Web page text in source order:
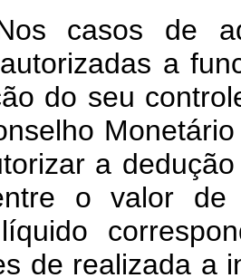
casos de
a
do seu
a
o valor
de realizada a